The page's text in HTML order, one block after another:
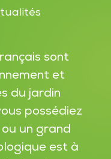
sont
et
du jardin
possédiez
un grand
est à